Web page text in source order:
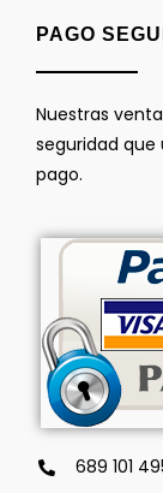
PAGO
Nuestras
seguridad que
pago.
689 101